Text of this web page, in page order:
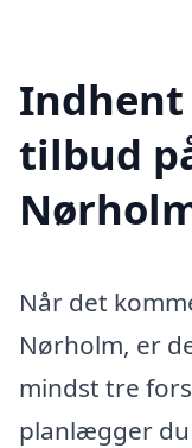
tilbud
Når det
Nørholm, er
mindst tre
planlægger